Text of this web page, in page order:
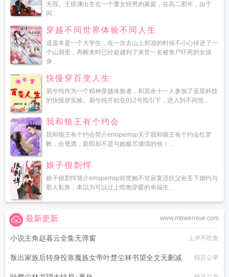
无瑕。王煜渊出生在一个重女轻男的家庭，在高二那年，由于
同...
穿越不同世界体验不同人生
逍遥本是一个大学生，在一次去山上郊游的时候不小心掉进了一
个山洞里，再醒来时已经超越到了末世一名被丧尸吓死的女孩
身...
快慢穿百变人生
易兮纯作为一个精神穿越体验者，和其余十一人参加了蓝星科技
的快慢穿实验。易兮纯开始在012号指引下，进入到不同世...
我和狼王有个约会
我和狼王有个约会简介emspemsp关于我和狼王有个约会红罗
帐，合卺酒，新郎却不是与她极尽缠绵的他！...
娘子很剽悍
娘子很剽悍简介emspemsp前世她不甘寂寞违抗父命丢下婚约与
那人私奔，本以为可以过上吃饱穿暖的幸福生...
www.mbwenxue.com
最新更新
小说主角赵暮云全集无弹窗 上岸不吃鱼
叛出家族后转身投靠魔族女帝叶楚尘林书望全文无删减 锦言公举